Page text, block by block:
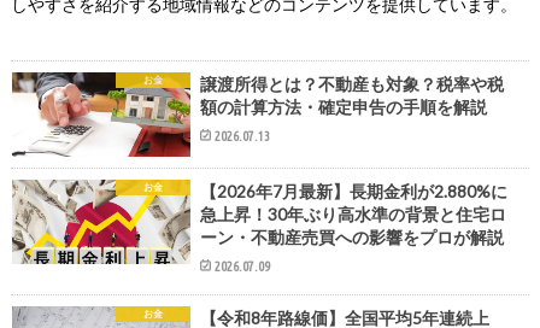
しやすさを紹介する地域情報などのコンテンツを提供しています。
お金
譲渡所得とは？不動産も対象？税率や税
額の計算方法・確定申告の手順を解説
2026.07.13
お金
【2026年7月最新】長期金利が2.880%に
急上昇！30年ぶり高水準の背景と住宅ロ
ーン・不動産売買への影響をプロが解説
2026.07.09
お金
【令和8年路線価】全国平均5年連続上